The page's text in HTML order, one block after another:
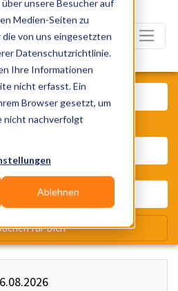
unsere Besucher auf
Medien-Seiten zu
von uns eingesetzten
Datenschutzrichtlinie.
Ihre Informationen
nicht erfasst. Ein
Browser gesetzt, um
nicht nachverfolgt
Ablehnen
Was? Künstler, Zelte, Bands,
für Dich